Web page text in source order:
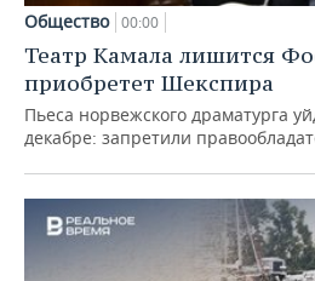
Общество 00:00
Театр Камала лишится
приобретет Шекспира
Пьеса норвежского драматурга
декабре: запретили